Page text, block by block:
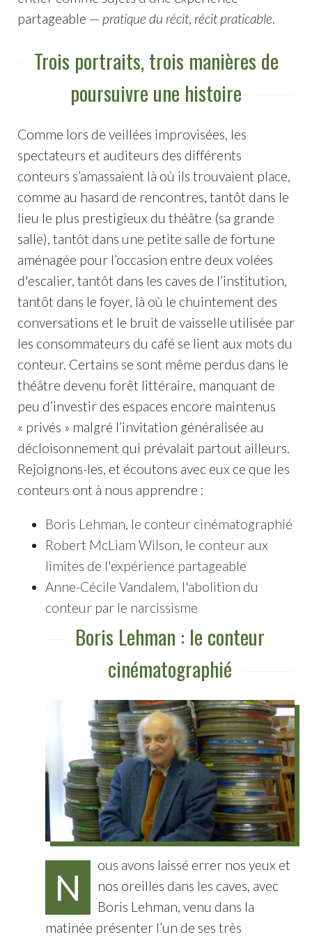
partageable — pratique du récit, récit praticable.
Trois portraits, trois manières de
poursuivre une histoire
Comme lors de veillées improvisées, les
spectateurs et auditeurs des différents
conteurs s’amassaient là où ils trouvaient place,
comme au hasard de rencontres, tantôt dans le
lieu le plus prestigieux du théâtre (sa grande
salle), tantôt dans une petite salle de fortune
aménagée pour l’occasion entre deux volées
d'escalier, tantôt dans les caves de l’institution,
tantôt dans le foyer, là où le chuintement des
conversations et le bruit de vaisselle utilisée par
les consommateurs du café se lient aux mots du
conteur. Certains se sont même perdus dans le
théâtre devenu forêt littéraire, manquant de
peu d’investir des espaces encore maintenus
« privés » malgré l’invitation généralisée au
décloisonnement qui prévalait partout ailleurs.
Rejoignons-les, et écoutons avec eux ce que les
conteurs ont à nous apprendre :
Boris Lehman, le conteur cinématographié
Robert McLiam Wilson, le conteur aux
limites de l'expérience partageable
Anne-Cécile Vandalem, l'abolition du
conteur par le narcissisme
Boris Lehman : le conteur
cinématographié
N
ous avons laissé errer nos yeux et
nos oreilles dans les caves, avec
Boris Lehman, venu dans la
matinée présenter l’un de ses très